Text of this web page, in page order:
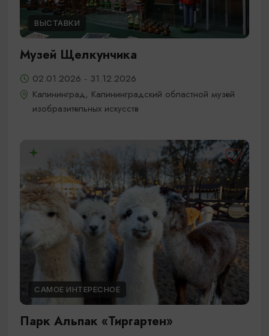
ВЫСТАВКИ
Музей Щелкунчика
02.01.2026 - 31.12.2026
Калининград, Калининградский областной музей
изобразительных искусств
САМОЕ ИНТЕРЕСНОЕ
Парк Альпак «Тиргартен»